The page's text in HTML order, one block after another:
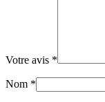
Votre avis *
Nom *